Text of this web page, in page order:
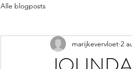
Alle blogposts
marijkevervloet 2